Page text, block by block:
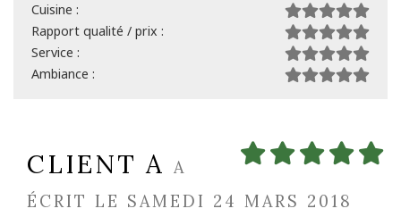
Cuisine :
Rapport qualité / prix :
Service :
Ambiance :
CLIENT A A
ÉCRIT LE SAMEDI 24 MARS 2018